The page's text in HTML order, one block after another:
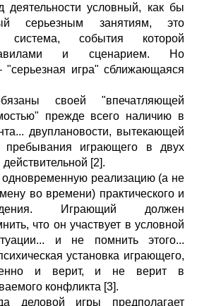
деятельности условный, как бы
серьезным занятиям, это
система, события которой
и сценарием. Но
"серьезная игра" сближающаяся
своей "впечатляющей
прежде всего наличию в
двуплановости, вытекающей
пребывания играющего в двух
[2].
одновременную реализацию (а не
во времени) практического и
Играющий должен
что он участвует в условной
и не помнить этого...
установка играющего,
и верит, и не верит в
конфликта [3].
деловой игры предполагает